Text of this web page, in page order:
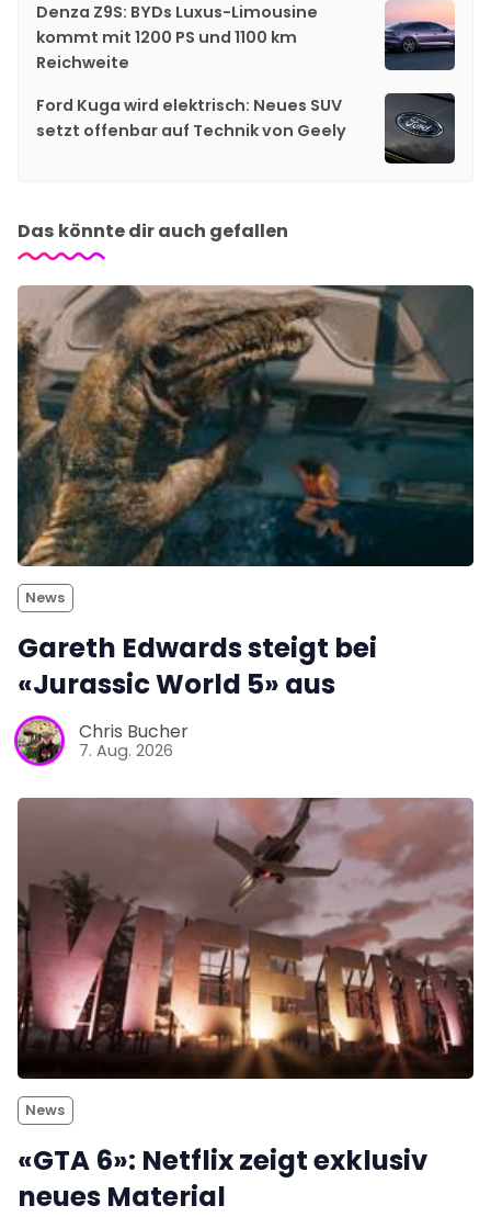
Denza Z9S: BYDs Luxus-Limousine
kommt mit 1200 PS und 1100 km
Reichweite
Ford Kuga wird elektrisch: Neues SUV
setzt offenbar auf Technik von Geely
Das könnte dir auch gefallen
News
Gareth Edwards steigt bei
«Jurassic World 5» aus
Chris Bucher
7. Aug. 2026
News
«GTA 6»: Netflix zeigt exklusiv
neues Material